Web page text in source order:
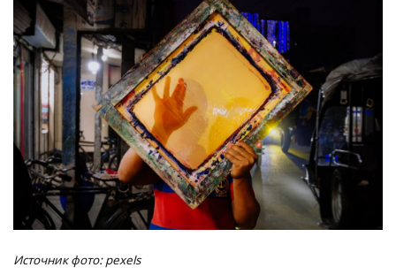
Источник фото: pexels